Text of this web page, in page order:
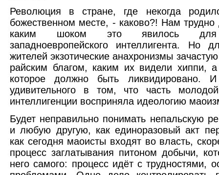
Революция в стране, где некогда
божественном месте, - каково?! Нам трудно
каким шоком это явилось для
западноевропейского интеллигента. Но
жителей экзотические анахронизмы
райским благом, каким их видели хиппи,
которое должно быть ликвидировано.
удивительного в том, что часть
интеллигенции восприняла идеологию
Будет неправильно понимать непальскую
и любую другую, как единоразовый акт
как сегодня маоисты входят во власть,
процесс заглатывания питоном добычи,
него самого: процесс идёт с трудностями,